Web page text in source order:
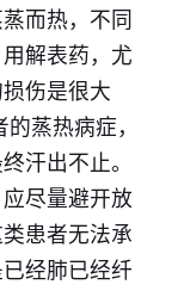
而热，不同
解表药，尤
伤是很大
蒸热病症，
汗出不止。
尽量避开放
患者无法承
经肺已经纤